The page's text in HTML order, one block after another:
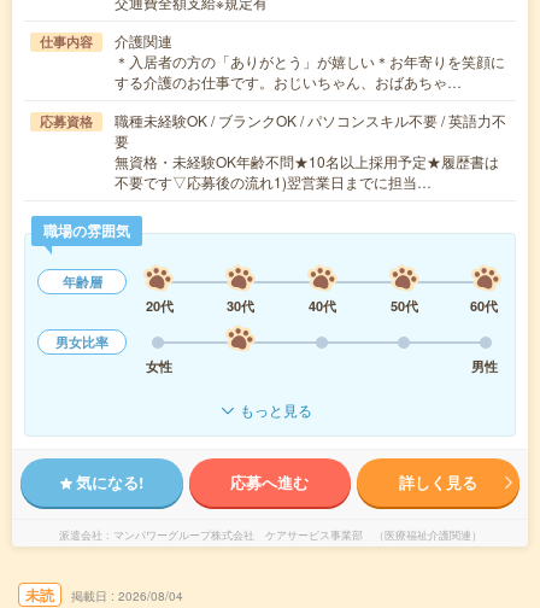
仕事内容
介護関連
＊入居者の方の「ありがとう」が嬉しい＊お年寄りを笑顔に
する介護のお仕事です。おじいちゃん、おばあちゃ…
応募資格
職種未経験OK / ブランクOK / パソコンスキル不要 / 英語力不
要
無資格・未経験OK年齢不問★10名以上採用予定★履歴書は
不要です▽応募後の流れ1)翌営業日までに担当…
職場の雰囲気
年齢層
20代
30代 40代 50代
60代
男女比率
女性
男性
もっと見る
気になる! 応募へ進む 詳しく見る
派遣会社 マンパワーグループ株式会社 ケアサービス事業部 （医療福祉介護関連）
未読 掲載日 2026/08/04